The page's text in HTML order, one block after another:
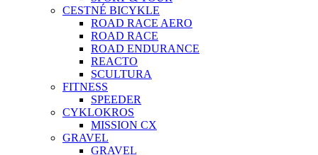
CESTNÉ BICYKLE
ROAD RACE AERO
ROAD RACE
ROAD ENDURANCE
REACTO
SCULTURA
FITNESS
SPEEDER
CYKLOKROS
MISSION CX
GRAVEL
GRAVEL